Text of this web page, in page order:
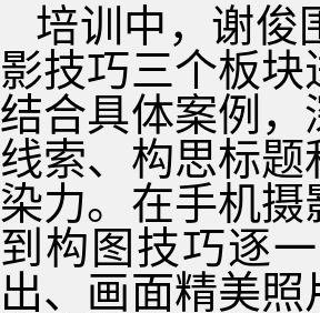
培训中，谢俊
影技巧三个板
结合具体案例
线索、构思标
染力。在手机
到构图技巧逐
出、画面精美